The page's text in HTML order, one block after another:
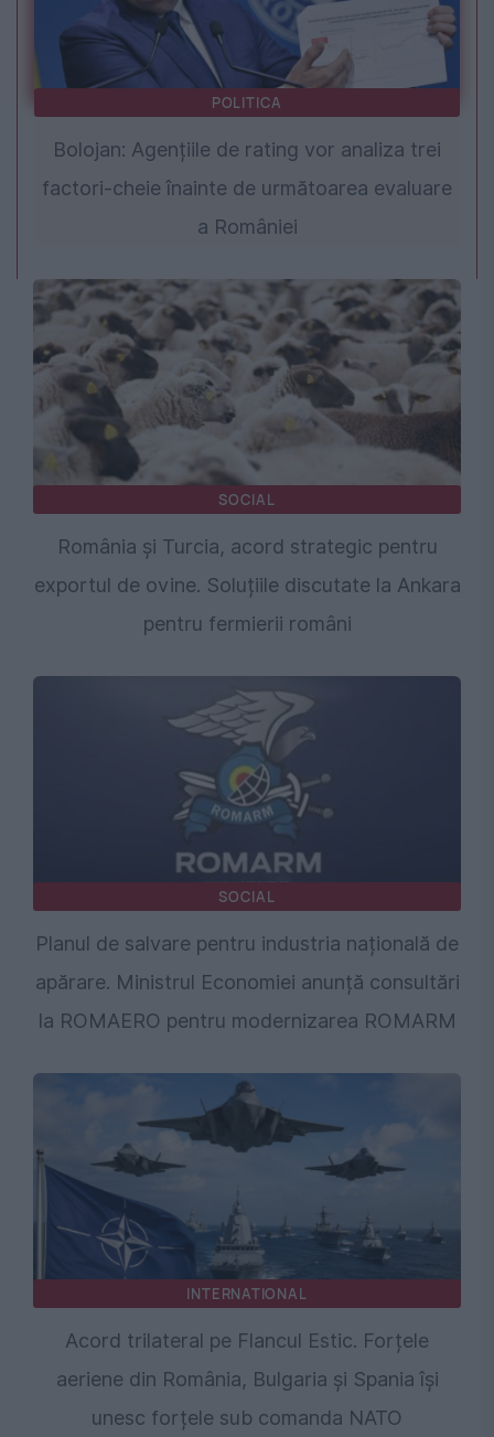
POLITICA
Bolojan: Agențiile de rating vor analiza trei
factori-cheie înainte de următoarea evaluare
a României
SOCIAL
România și Turcia, acord strategic pentru
exportul de ovine. Soluțiile discutate la Ankara
pentru fermierii români
SOCIAL
Planul de salvare pentru industria națională de
apărare. Ministrul Economiei anunță consultări
la ROMAERO pentru modernizarea ROMARM
INTERNATIONAL
Acord trilateral pe Flancul Estic. Forțele
aeriene din România, Bulgaria și Spania își
unesc forțele sub comanda NATO